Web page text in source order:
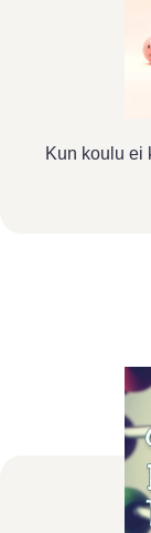
Kun koulu ei